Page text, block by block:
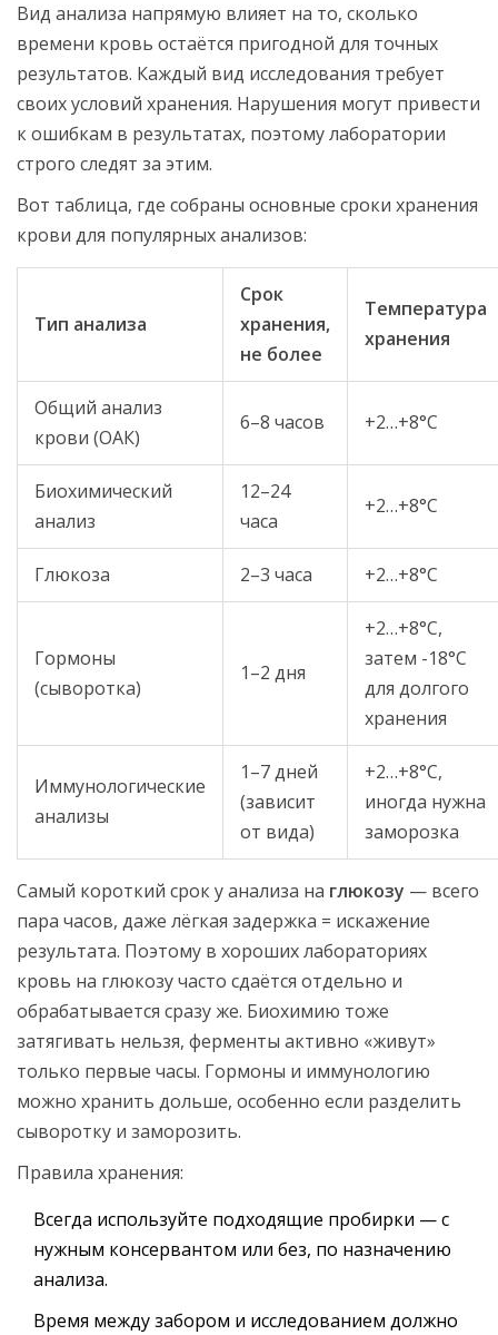
Вид анализа напрямую влияет на то, сколько
времени кровь остаётся пригодной для точных
результатов. Каждый вид исследования требует
своих условий хранения. Нарушения могут привести
к ошибкам в результатах, поэтому лаборатории
строго следят за этим.
Вот таблица, где собраны основные сроки хранения
крови для популярных анализов:
Тип анализа
Срок
хранения,
не более
Температура
хранения
Общий анализ
крови (ОАК)
6–8 часов +2…+8°C
Биохимический
анализ
12–24
часа
+2…+8°C
Глюкоза 2–3 часа +2…+8°C
Гормоны
(сыворотка)
1–2 дня
+2…+8°C,
затем -18°C
для долгого
хранения
Иммунологические
анализы
1–7 дней
(зависит
от вида)
+2…+8°C,
иногда нужна
заморозка
Самый короткий срок у анализа на глюкозу — всего
пара часов, даже лёгкая задержка = искажение
результата. Поэтому в хороших лабораториях
кровь на глюкозу часто сдаётся отдельно и
обрабатывается сразу же. Биохимию тоже
затягивать нельзя, ферменты активно «живут»
только первые часы. Гормоны и иммунологию
можно хранить дольше, особенно если разделить
сыворотку и заморозить.
Правила хранения:
Всегда используйте подходящие пробирки — с
нужным консервантом или без, по назначению
анализа.
Время между забором и исследованием должно